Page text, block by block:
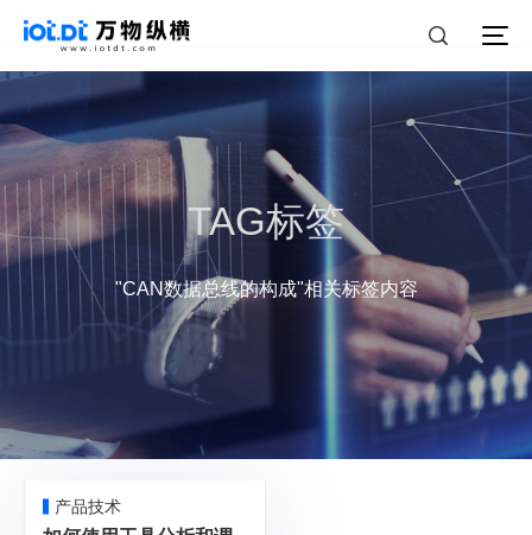
TAG标签
"CAN数据总线的构成"相关标签内容
产品技术